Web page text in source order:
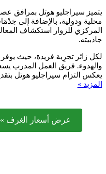
يتميز سيراجليو هوتل بمرافق
محلية ودولية، بالإضافة إلى
المركزي للزوار استكشاف
جاذبيته.
لكل زائر تجرِبة فريدة، حيث يوفر
والهدوء. فريق العمل المدرب
يعكس التزام سيراجليو هوتل
المزيد »
عرض أسعار الغرف »